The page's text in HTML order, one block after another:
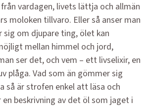
vardagen, livets lättja och allmän
moloken tillvaro. Eller så anser man
om djupare ting, ölet kan
mellan himmel och jord,
ser det, och vem – ett livselixir, en
plåga. Vad som än gömmer sig
så är strofen enkel att läsa och
beskrivning av det öl som jaget i